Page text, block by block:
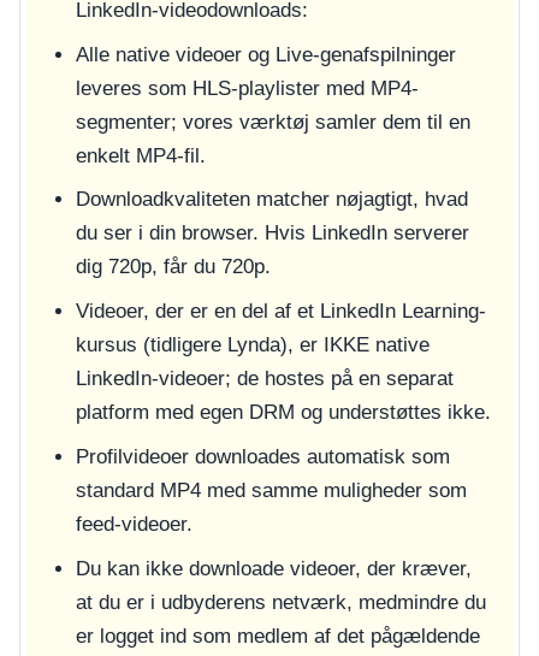
LinkedIn-videodownloads:
Alle native videoer og Live-genafspilninger
leveres som HLS-playlister med MP4-
segmenter; vores værktøj samler dem til en
enkelt MP4-fil.
Downloadkvaliteten matcher nøjagtigt, hvad
du ser i din browser. Hvis LinkedIn serverer
dig 720p, får du 720p.
Videoer, der er en del af et LinkedIn Learning-
kursus (tidligere Lynda), er IKKE native
LinkedIn-videoer; de hostes på en separat
platform med egen DRM og understøttes ikke.
Profilvideoer downloades automatisk som
standard MP4 med samme muligheder som
feed-videoer.
Du kan ikke downloade videoer, der kræver,
at du er i udbyderens netværk, medmindre du
er logget ind som medlem af det pågældende